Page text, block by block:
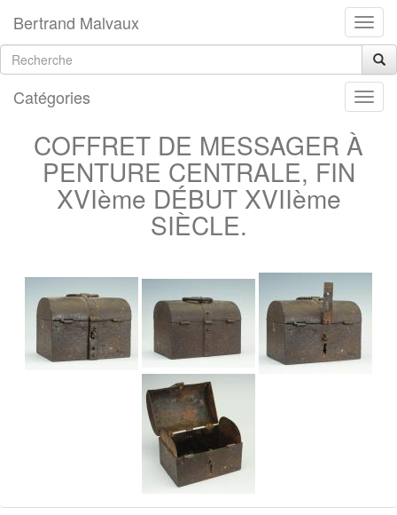
Bertrand Malvaux
Catégories
COFFRET DE MESSAGER À
PENTURE CENTRALE, FIN
XVIème DÉBUT XVIIème
SIÈCLE.